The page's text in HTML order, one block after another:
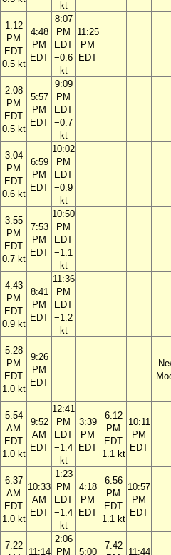
kt
1:12
PM
EDT
0.5 kt
4:48
PM
EDT
8:07
PM
EDT
−0.6
kt
11:25
PM
EDT
2:08
PM
EDT
0.5 kt
5:57
PM
EDT
9:09
PM
EDT
−0.7
kt
3:04
PM
EDT
0.6 kt
6:59
PM
EDT
10:02
PM
EDT
−0.9
kt
3:55
PM
EDT
0.7 kt
7:53
PM
EDT
10:50
PM
EDT
−1.1
kt
4:43
PM
EDT
0.9 kt
8:41
PM
EDT
11:36
PM
EDT
−1.2
kt
5:28
PM
EDT
1.0 kt
9:26
PM
EDT
5:54
AM
EDT
1.0 kt
9:52
AM
EDT
12:41
PM
EDT
−1.4
kt
3:39
PM
EDT
6:12
PM
EDT
1.1 kt
10:11
PM
EDT
6:37
AM
EDT
1.0 kt
10:33
AM
EDT
1:23
PM
EDT
−1.4
kt
4:18
PM
EDT
6:56
PM
EDT
1.1 kt
10:57
PM
EDT
7:22
11:14
2:06
PM
5:00
7:42
11:44